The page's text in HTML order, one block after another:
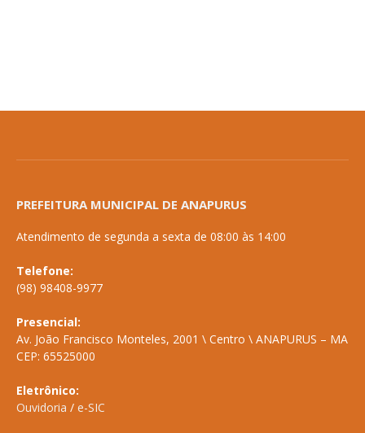
PREFEITURA MUNICIPAL DE ANAPURUS
Atendimento de segunda a sexta de 08:00 às 14:00
Telefone:
(98) 98408-9977
Presencial:
Av. João Francisco Monteles, 2001 \ Centro \ ANAPURUS – MA
CEP: 65525000
Eletrônico:
Ouvidoria / e-SIC